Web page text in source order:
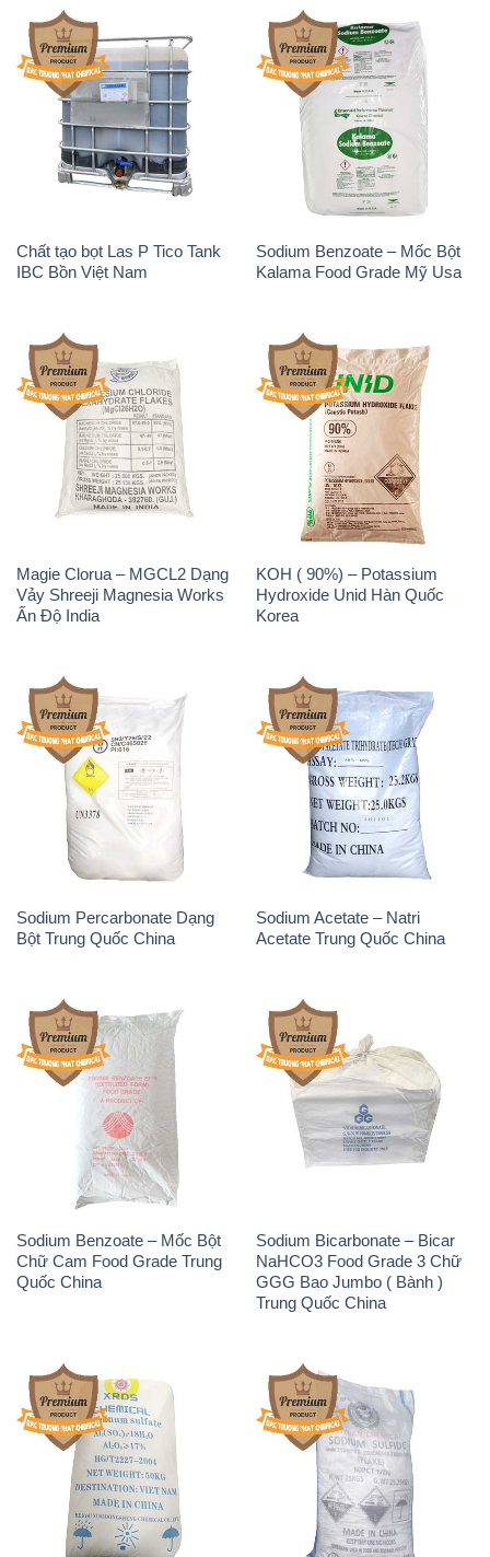
Chất tạo bọt Las P Tico Tank
IBC Bồn Việt Nam
Sodium Benzoate – Mốc Bột
Kalama Food Grade Mỹ Usa
Magie Clorua – MGCL2 Dạng
Vảy Shreeji Magnesia Works
Ấn Độ India
KOH ( 90%) – Potassium
Hydroxide Unid Hàn Quốc
Korea
Sodium Percarbonate Dạng
Bột Trung Quốc China
Sodium Acetate – Natri
Acetate Trung Quốc China
Sodium Benzoate – Mốc Bột
Chữ Cam Food Grade Trung
Quốc China
Sodium Bicarbonate – Bicar
NaHCO3 Food Grade 3 Chữ
GGG Bao Jumbo ( Bành )
Trung Quốc China